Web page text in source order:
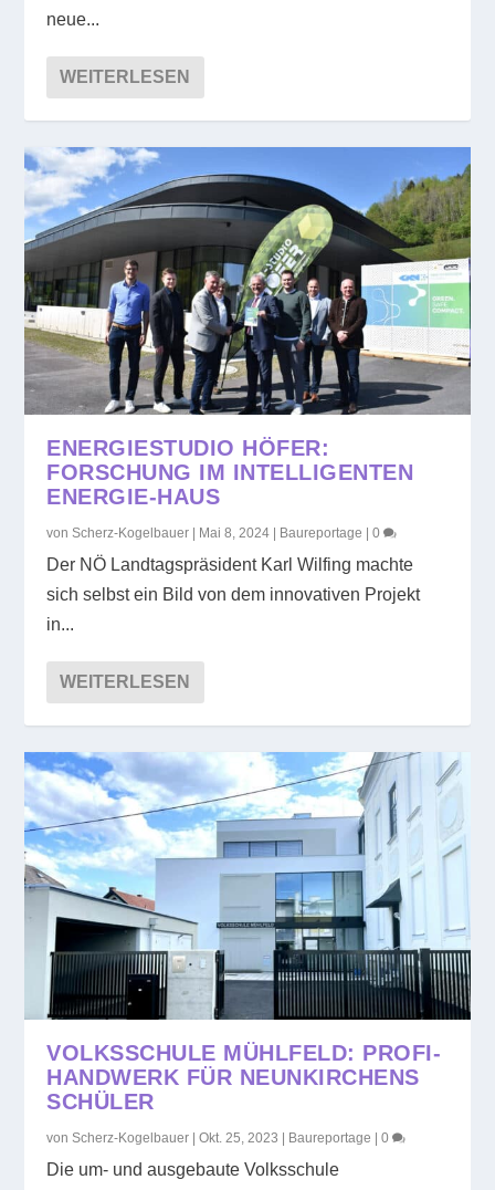
neue...
WEITERLESEN
ENERGIESTUDIO HÖFER:
FORSCHUNG IM INTELLIGENTEN
ENERGIE-HAUS
vonScherz-Kogelbauer | Mai 8, 2024 | Baureportage |0
Der NÖ Landtagspräsident Karl Wilfing machte
sich selbst ein Bild von dem innovativen Projekt
in...
WEITERLESEN
VOLKSSCHULE MÜHLFELD: PROFI-
HANDWERK FÜR NEUNKIRCHENS
SCHÜLER
vonScherz-Kogelbauer |Okt. 25, 2023 | Baureportage |0
Die um- und ausgebaute Volksschule